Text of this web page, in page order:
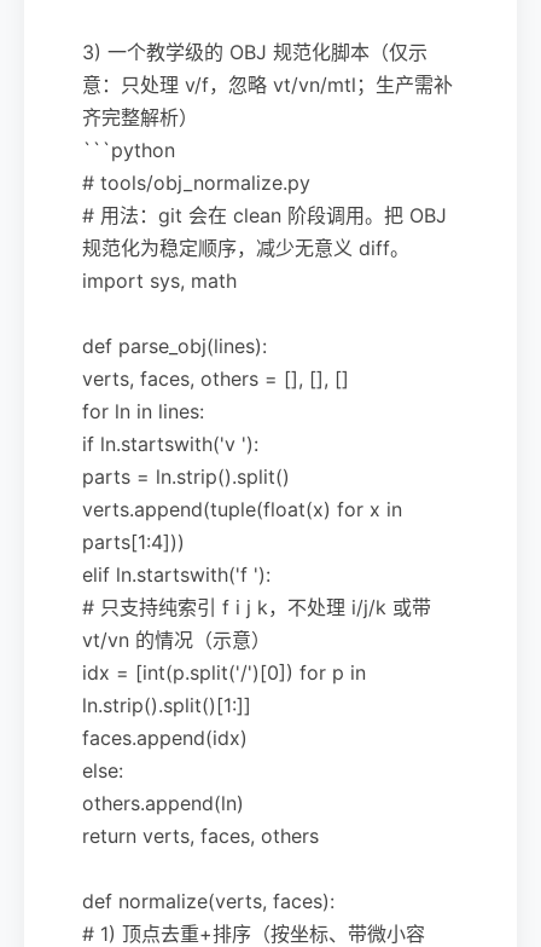
3) 一个教学级的 OBJ 规范化脚本（仅示
意：只处理 v/f，忽略 vt/vn/mtl；生产需补
齐完整解析）
```python
# tools/obj_normalize.py
# 用法：git 会在 clean 阶段调用。把 OBJ
规范化为稳定顺序，减少无意义 diff。
import sys, math
def parse_obj(lines):
verts, faces, others = [], [], []
for ln in lines:
if ln.startswith('v '):
parts = ln.strip().split()
verts.append(tuple(float(x) for x in
parts[1:4]))
elif ln.startswith('f '):
# 只支持纯索引 f i j k，不处理 i/j/k 或带
vt/vn 的情况（示意）
idx = [int(p.split('/')[0]) for p in
ln.strip().split()[1:]]
faces.append(idx)
else:
others.append(ln)
return verts, faces, others
def normalize(verts, faces):
# 1) 顶点去重+排序（按坐标、带微小容